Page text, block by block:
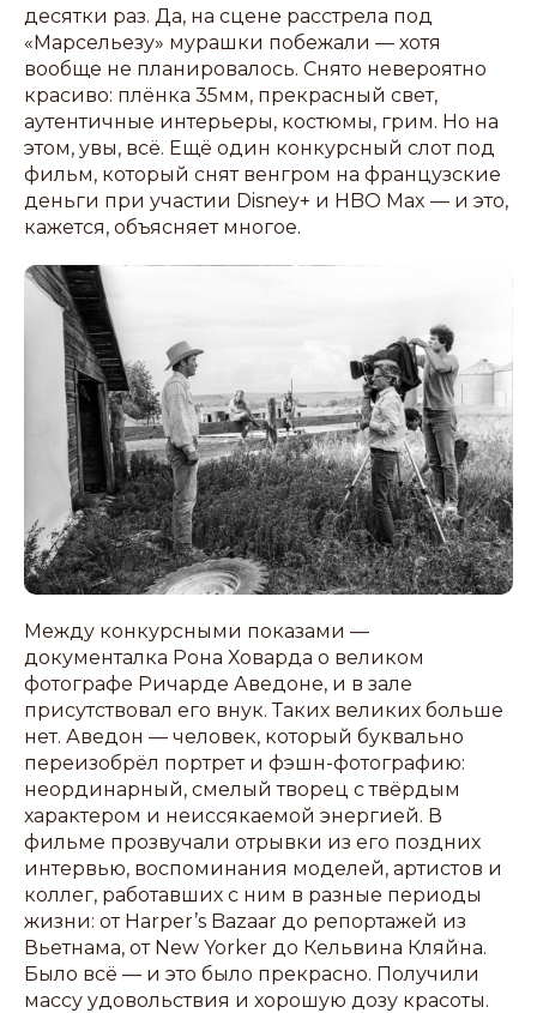
десятки раз. Да, на сцене расстрела под
«Марсельезу» мурашки побежали — хотя
вообще не планировалось. Снято невероятно
красиво: плёнка 35мм, прекрасный свет,
аутентичные интерьеры, костюмы, грим. Но на
этом, увы, всё. Ещё один конкурсный слот под
фильм, который снят венгром на французские
деньги при участии Disney+ и HBO Max — и это,
кажется, объясняет многое.
Между конкурсными показами —
документалка Рона Ховарда о великом
фотографе Ричарде Аведоне, и в зале
присутствовал его внук. Таких великих больше
нет. Аведон — человек, который буквально
переизобрёл портрет и фэшн-фотографию:
неординарный, смелый творец с твёрдым
характером и неиссякаемой энергией. В
фильме прозвучали отрывки из его поздних
интервью, воспоминания моделей, артистов и
коллег, работавших с ним в разные периоды
жизни: от Harper’s Bazaar до репортажей из
Вьетнама, от New Yorker до Кельвина Кляйна.
Было всё — и это было прекрасно. Получили
массу удовольствия и хорошую дозу красоты.